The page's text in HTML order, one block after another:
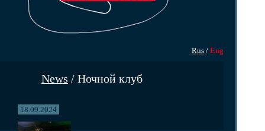
Rus / Eng
News / Ночной клуб
18.09.2024